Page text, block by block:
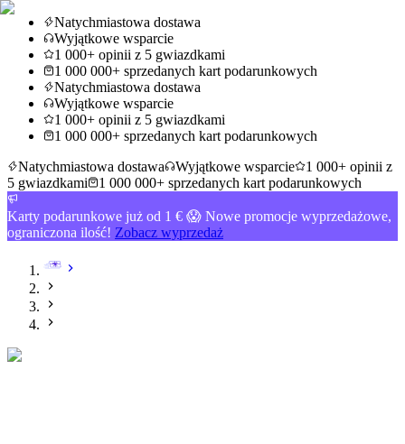
Natychmiastowa dostawa
Wyjątkowe wsparcie
1 000+ opinii z 5 gwiazdkami
1 000 000+ sprzedanych kart podarunkowych
Natychmiastowa dostawa
Wyjątkowe wsparcie
1 000+ opinii z 5 gwiazdkami
1 000 000+ sprzedanych kart podarunkowych
Natychmiastowa dostawa
Wyjątkowe wsparcie
1 000+ opinii z
5 gwiazdkami
1 000 000+ sprzedanych kart podarunkowych
Karty podarunkowe już od 1 € 😱 Nowe promocje wyprzedażowe,
ograniczona ilość! Zobacz wyprzedaż